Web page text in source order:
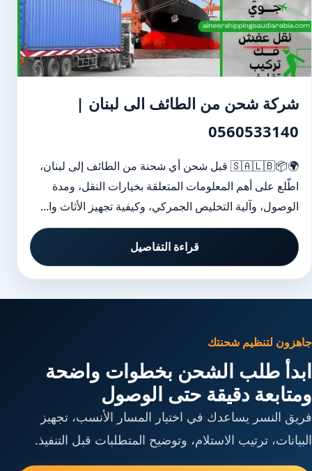
شركة شحن من الطائف الى لبنان |
0560533140
🌍📦🇸🇦🇱🇧 قبل شحن أي شحنة من الطائف إلى لبنان،
اطّلع على أهم المعلومات المتعلقة بخيارات النقل، ومدة
الوصول، وآلية التخليص الجمركي، وكيفية تجهيز الأثاث وا...
قراءة التفاصيل
جاهزون لتنظيم شحنتك
ابدأ طلب الشحن بخطوات واضحة
ومتابعة دقيقة حتى الوصول
فريق النسر يساعدك في اختيار المسار الأنسب، تجهيز
البيانات، ترتيب الاستلام، وتوضيح المتطلبات قبل التنفيذ.